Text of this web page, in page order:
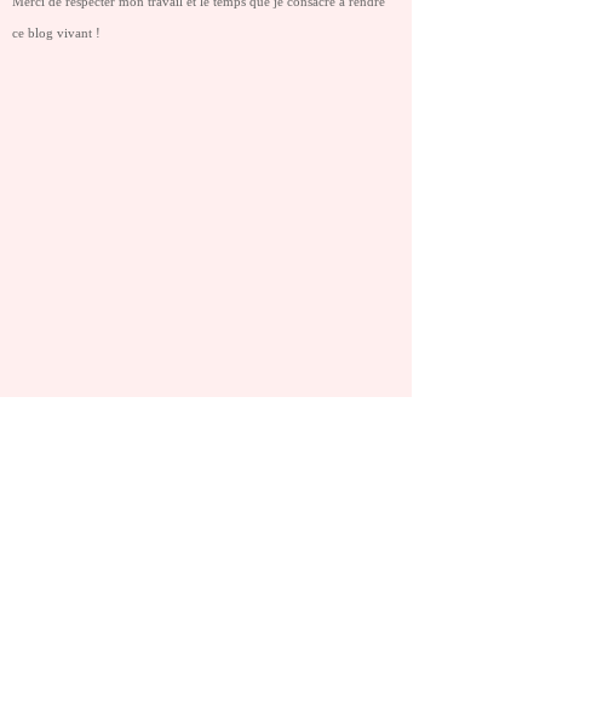
ce blog vivant !